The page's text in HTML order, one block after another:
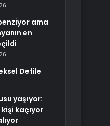
ama
en
Defile
yaşıyor:
kaçıyor